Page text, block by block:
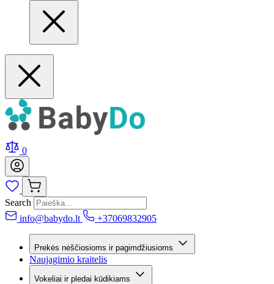
0
Search
info@babydo.lt
+37069832905
Prekės nėščiosioms ir pagimdžiusioms
Naujagimio kraitelis
Vokeliai ir pledai kūdikiams